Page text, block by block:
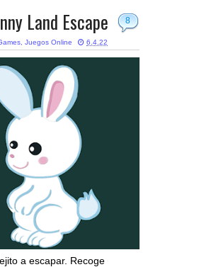
8
Land Escape
, Juegos Online 6.4.22
a escapar. Recoge